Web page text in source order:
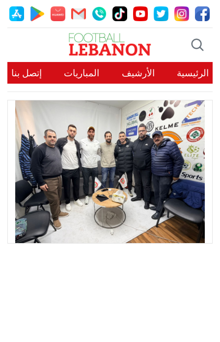
الرئيسية الأرشيف المباريات إتصل بنا